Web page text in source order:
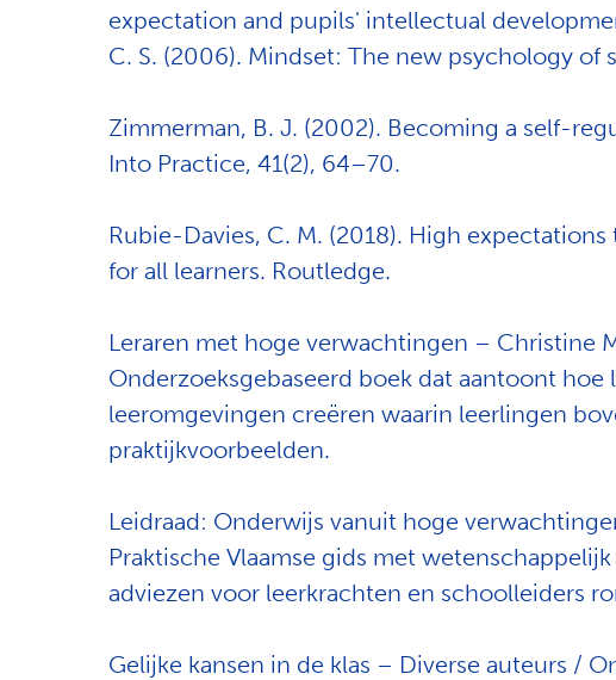
expectation and pupils' intellectual
C. S. (2006). Mindset: The new psychology of
Zimmerman, B. J. (2002). Becoming a self-
Into Practice, 41(2), 64–70.
Rubie-Davies, C. M. (2018). High
for all learners. Routledge.
Leraren met hoge verwachtingen – Christine
Onderzoeksgebaseerd boek dat aantoont
leeromgevingen creëren waarin leerlingen
praktijkvoorbeelden.
Leidraad: Onderwijs vanuit hoge
Praktische Vlaamse gids met
adviezen voor leerkrachten en schoolleiders
Gelijke kansen in de klas – Diverse auteurs /